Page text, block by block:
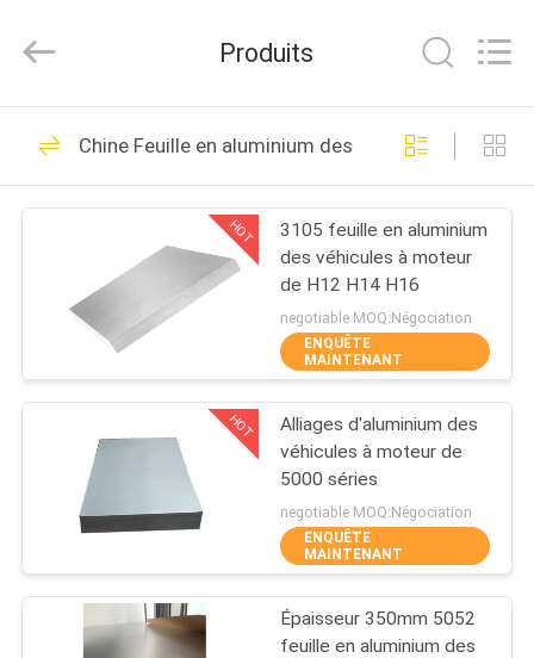
MAISON
PRODUITS
SUJET
NOUS
VISITE
D'USINE
CONTACTEZ-
NOUS
Management
Services
Rights
Plat d'alliage
d'aluminium
7
Plat en aluminium
de feuille
7
Produits
Chine Feuille en aluminium des véhicules à moteur
HOT
3105 feuille en aluminium
des véhicules à moteur
de H12 H14 H16
negotiable MOQ:Négociation
ENQUÊTE
MAINTENANT
HOT
Alliages d'aluminium des
véhicules à moteur de
5000 séries
negotiable MOQ:Négociation
ENQUÊTE
MAINTENANT
Épaisseur 350mm 5052
feuille en aluminium des